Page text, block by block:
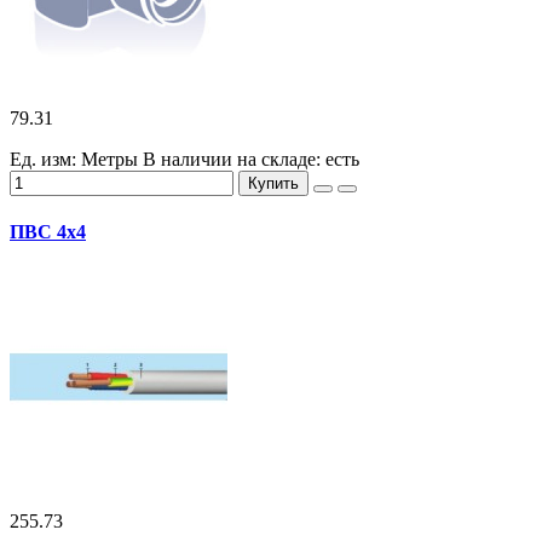
79.31
Ед. изм: Метры В наличии на складе: есть
Купить
ПВС 4х4
255.73